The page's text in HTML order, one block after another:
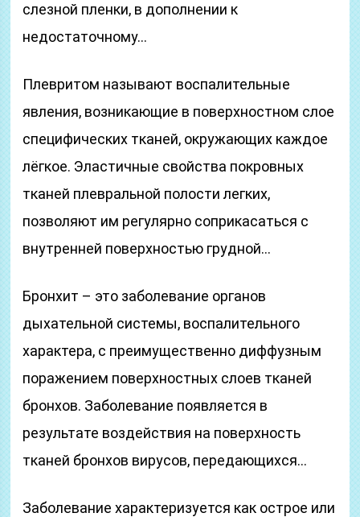
слезной пленки, в дополнении к
недостаточному…
Плевритом называют воспалительные
явления, возникающие в поверхностном слое
специфических тканей, окружающих каждое
лёгкое. Эластичные свойства покровных
тканей плевральной полости легких,
позволяют им регулярно соприкасаться с
внутренней поверхностью грудной…
Бронхит – это заболевание органов
дыхательной системы, воспалительного
характера, с преимущественно диффузным
поражением поверхностных слоев тканей
бронхов. Заболевание появляется в
результате воздействия на поверхность
тканей бронхов вирусов, передающихся…
Заболевание характеризуется как острое или